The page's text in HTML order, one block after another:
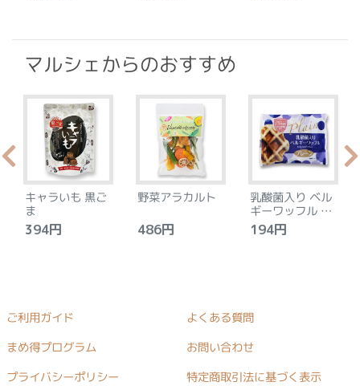
マルシェからのおすすめ
キャラいも 黒ご
ま
394円
野菜アラカルト
486円
乳酸菌入り ベル
ギーワッフル プ
レーン
194円
ご利用ガイド よくある質問
まめ得プログラム お問い合わせ
プライバシーポリシー 特定商取引法に基づく表示